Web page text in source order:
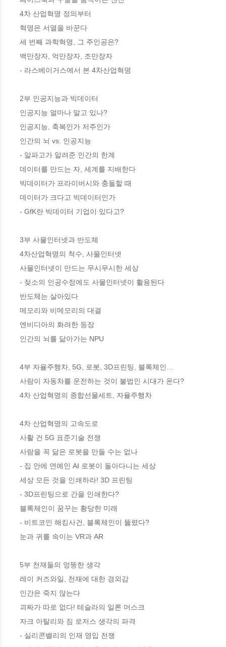
4차 산업혁명 정의부터
혁명은 서열을 바꾼다
세 번째 과학혁명, 그 주인공은?
백만장자, 억만장자, 조만장자
- 라스베이거스에서 본 4차산업혁명
2부 인공지능과 빅데이터
인공지능 얼마나 알고 있나?
인공지능, 축복인가 저주인가
인간의 뇌 vs. 인공지능
- 알파고가 알려준 인간의 한계
데이터를 만드는 자, 세계를 지배한다
빅데이터가 프라이버시와 충돌할 때
데이터가 크다고 빅데이터인가
- GfK란 빅데이터 기업이 있다고?
3부 사물인터넷과 반도체
4차산업혁명의 척수, 사물인터넷
사물인터넷이 만드는 무시무시한 세상
- 젖소의 인공수정에도 사물인터넷이 활용된다
반도체는 살아있다
메모리와 비메모리의 대결
엔비디아의 화려한 등장
인간의 뇌를 닮아가는 NPU
4부 자율주행차, 5G, 로봇, 3D프린팅, 블록체인…
사람이 자동차를 운전하는 것이 불법인 시대가 온다?
4차 산업혁명의 종합선물세트, 자율주행차
4차 산업혁명의 고속도로
사활 건 5G 표준기술 전쟁
사람을 꼭 닮은 로봇을 만들 수는 없나
- 집 안에 연예인 AI 로봇이 돌아다니는 세상
세상 모든 것을 인쇄하라! 3D 프린팅
- 3D프린팅으로 간을 인쇄한다?
블록체인이 꿈꾸는 황당한 미래
- 비트코인 해킹사건, 블록체인이 뚫렸다?
눈과 귀를 속이는 VR과 AR
5부 천재들의 엉뚱한 생각
레이 커즈와일, 천재에 대한 경외감
인간은 죽지 않는다
괴짜가 따로 없다! 테슬라의 일론 머스크
자크 아탈리와 짐 로저스 생각의 파격
- 실리콘밸리의 인재 영입 전쟁